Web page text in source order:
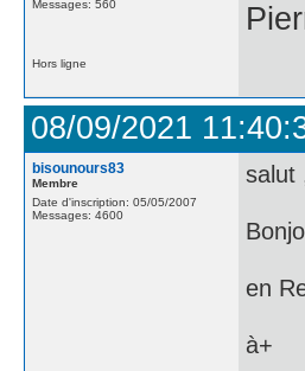
Messages: 560
Hors ligne
08/09/2021
bisounours83
Membre
Date d'inscription: 05/05/2007
Messages: 4600
salut
en
à+